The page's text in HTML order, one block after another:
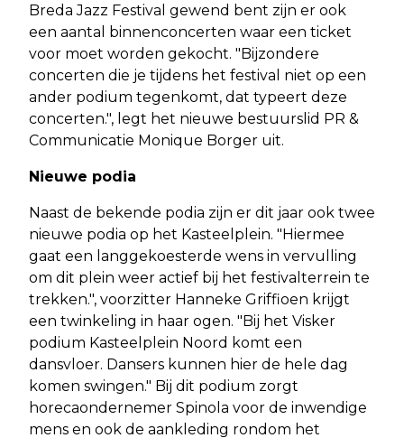
Breda Jazz Festival gewend bent zijn er ook
een aantal binnenconcerten waar een ticket
voor moet worden gekocht. "Bijzondere
concerten die je tijdens het festival niet op een
ander podium tegenkomt, dat typeert deze
concerten.", legt het nieuwe bestuurslid PR &
Communicatie Monique Borger uit.
Nieuwe podia
Naast de bekende podia zijn er dit jaar ook twee
nieuwe podia op het Kasteelplein. "Hiermee
gaat een langgekoesterde wens in vervulling
om dit plein weer actief bij het festivalterrein te
trekken.", voorzitter Hanneke Griffioen krijgt
een twinkeling in haar ogen. "Bij het Visker
podium Kasteelplein Noord komt een
dansvloer. Dansers kunnen hier de hele dag
komen swingen." Bij dit podium zorgt
horecaondernemer Spinola voor de inwendige
mens en ook de aankleding rondom het